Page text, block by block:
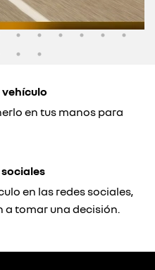
en tus manos para
en las redes sociales,
a tomar una decisión.